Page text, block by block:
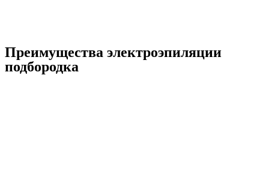
Преимущества электроэпиляции
подбородка